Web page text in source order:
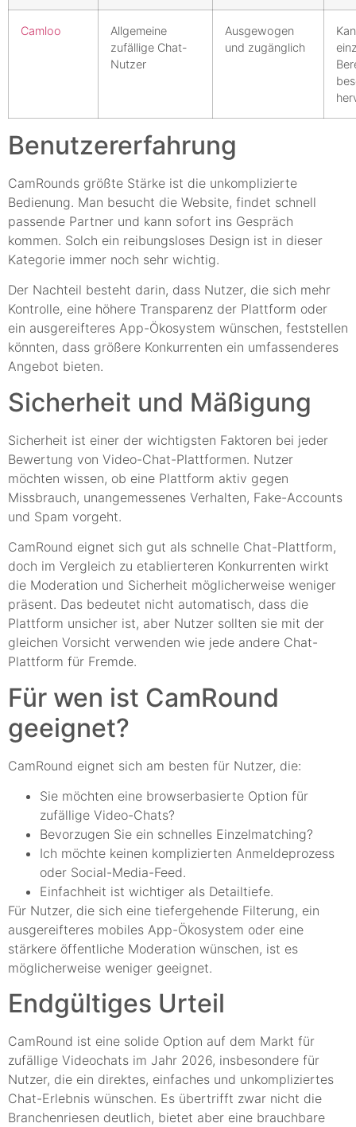
Camloo
Allgemeine
zufällige Chat-
Nutzer
Ausgewogen
und zugänglich
Benutzererfahrung
CamRounds größte Stärke ist die unkomplizierte
Bedienung. Man besucht die Website, findet schnell
passende Partner und kann sofort ins Gespräch
kommen. Solch ein reibungsloses Design ist in dieser
Kategorie immer noch sehr wichtig.
Der Nachteil besteht darin, dass Nutzer, die sich mehr
Kontrolle, eine höhere Transparenz der Plattform oder
ein ausgereifteres App-Ökosystem wünschen, feststellen
könnten, dass größere Konkurrenten ein umfassenderes
Angebot bieten.
Sicherheit und Mäßigung
Sicherheit ist einer der wichtigsten Faktoren bei jeder
Bewertung von Video-Chat-Plattformen. Nutzer
möchten wissen, ob eine Plattform aktiv gegen
Missbrauch, unangemessenes Verhalten, Fake-Accounts
und Spam vorgeht.
CamRound eignet sich gut als schnelle Chat-Plattform,
doch im Vergleich zu etablierteren Konkurrenten wirkt
die Moderation und Sicherheit möglicherweise weniger
präsent. Das bedeutet nicht automatisch, dass die
Plattform unsicher ist, aber Nutzer sollten sie mit der
gleichen Vorsicht verwenden wie jede andere Chat-
Plattform für Fremde.
Für wen ist CamRound
geeignet?
CamRound eignet sich am besten für Nutzer, die:
Sie möchten eine browserbasierte Option für
zufällige Video-Chats?
Bevorzugen Sie ein schnelles Einzelmatching?
Ich möchte keinen komplizierten Anmeldeprozess
oder Social-Media-Feed.
Einfachheit ist wichtiger als Detailtiefe.
Für Nutzer, die sich eine tiefergehende Filterung, ein
ausgereifteres mobiles App-Ökosystem oder eine
stärkere öffentliche Moderation wünschen, ist es
möglicherweise weniger geeignet.
Endgültiges Urteil
CamRound ist eine solide Option auf dem Markt für
zufällige Videochats im Jahr 2026, insbesondere für
Nutzer, die ein direktes, einfaches und unkompliziertes
Chat-Erlebnis wünschen. Es übertrifft zwar nicht die
Branchenriesen deutlich, bietet aber eine brauchbare